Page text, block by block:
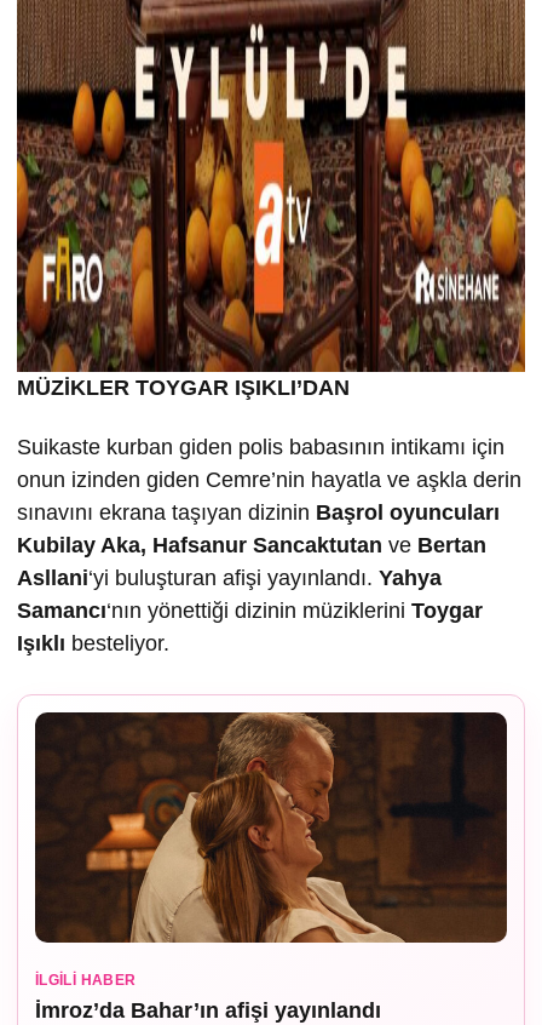
MÜZİKLER TOYGAR IŞIKLI’DAN
Suikaste kurban giden polis babasının intikamı için
onun izinden giden Cemre’nin hayatla ve aşkla derin
sınavını ekrana taşıyan dizinin Başrol oyuncuları
Kubilay Aka, Hafsanur Sancaktutan ve Bertan
Asllani‘yi buluşturan afişi yayınlandı. Yahya
Samancı‘nın yönettiği dizinin müziklerini Toygar
Işıklı besteliyor.
İLGILI HABER
İmroz’da Bahar’ın afişi yayınlandı